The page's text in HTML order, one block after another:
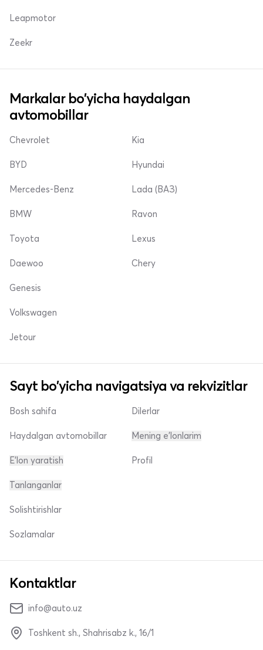
Leapmotor
Zeekr
Markalar bo'yicha haydalgan
avtomobillar
Chevrolet
BYD
Mercedes-Benz
Kia
Hyundai
Lada (ВАЗ)
BMW
Toyota
Daewoo
Ravon
Lexus
Chery
Genesis
Volkswagen
Jetour
Sayt bo'yicha navigatsiya va rekvizitlar
Bosh sahifa
Haydalgan avtomobillar
E'lon yaratish
Dilerlar
Mening e'lonlarim
Profil
Tanlanganlar
Solishtirishlar
Sozlamalar
Kontaktlar
info@auto.uz
Toshkent sh., Shahrisabz k., 16/1